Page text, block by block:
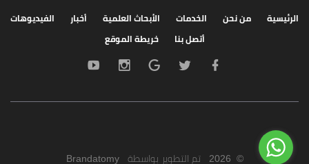
الرئيسية من نحن الخدمات الأبحاث العلمية أخبار الفيديوهات
أتصل بنا خريطة الموقع
©
2026 تم التطوير بواسطة Brandatomy